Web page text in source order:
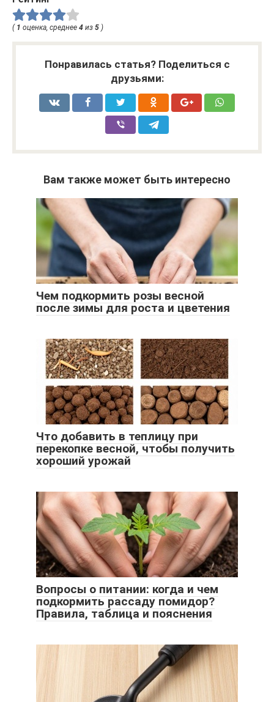
( 1 оценка, среднее 4 из 5 )
Понравилась статья? Поделиться с
друзьями:
Вам также может быть интересно
Чем подкормить розы весной
после зимы для роста и цветения
Что добавить в теплицу при
перекопке весной, чтобы получить
хороший урожай
Вопросы о питании: когда и чем
подкормить рассаду помидор?
Правила, таблица и пояснения